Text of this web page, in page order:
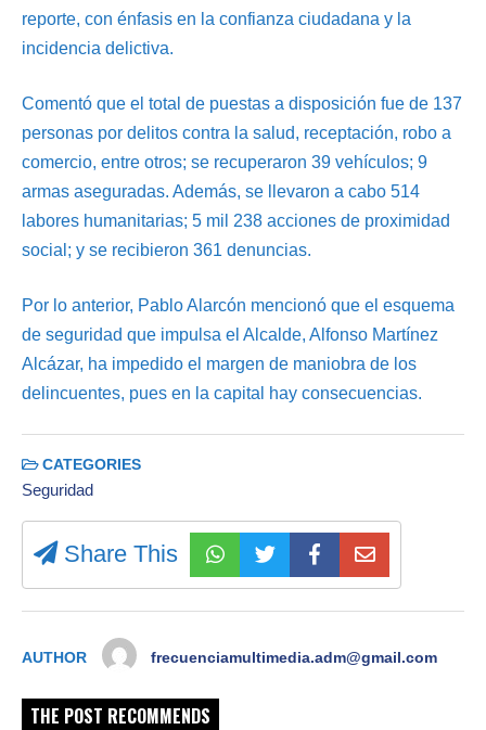
reporte, con énfasis en la confianza ciudadana y la
incidencia delictiva.
Comentó que el total de puestas a disposición fue de 137
personas por delitos contra la salud, receptación, robo a
comercio, entre otros; se recuperaron 39 vehículos; 9
armas aseguradas. Además, se llevaron a cabo 514
labores humanitarias; 5 mil 238 acciones de proximidad
social; y se recibieron 361 denuncias.
Por lo anterior, Pablo Alarcón mencionó que el esquema
de seguridad que impulsa el Alcalde, Alfonso Martínez
Alcázar, ha impedido el margen de maniobra de los
delincuentes, pues en la capital hay consecuencias.
CATEGORIES
Seguridad
Share This
AUTHOR frecuenciamultimedia.adm@gmail.com
THE POST RECOMMENDS